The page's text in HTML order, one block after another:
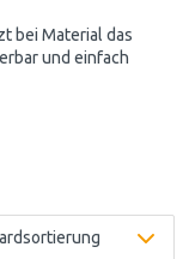
bei Material das
und einfach